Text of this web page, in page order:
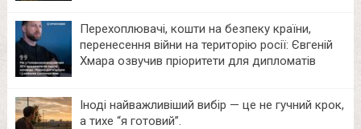
Перехоплювачі, кошти на безпеку країни,
перенесення війни на територію росії: Євгеній
Хмара озвучив пріоритети для дипломатів
Іноді найважливіший вибір — це не гучний крок,
а тихе “я готовий”.